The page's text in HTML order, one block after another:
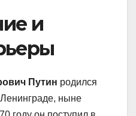
и
Путин родился
ныне